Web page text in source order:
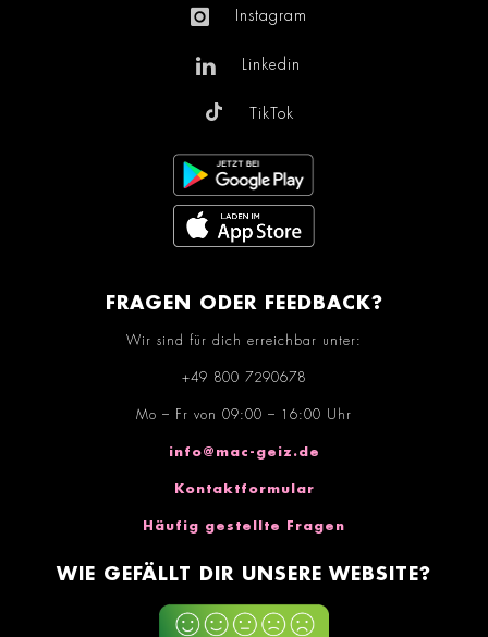
Instagram
Linkedin
TikTok
FRAGEN ODER FEEDBACK?
Wir sind für dich erreichbar unter:
+49 800 7290678
Mo – Fr von 09:00 – 16:00 Uhr
info@mac-geiz.de
Kontaktformular
Häufig gestellte Fragen
WIE GEFÄLLT DIR UNSERE WEBSITE?